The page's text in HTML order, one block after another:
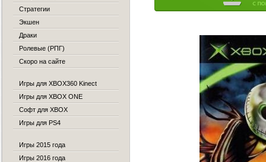
Стратегии
Экшен
Драки
Ролевые (РПГ)
Скоро на сайте
Игры для XBOX360 Kinect
Игры для XBOX ONE
Софт для XBOX
Игры для PS4
Игры 2015 года
Игры 2016 года